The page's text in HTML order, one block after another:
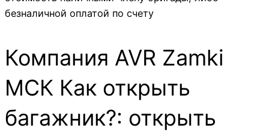
безналичной оплатой по счету
Компания AVR Zamki
МСК Как открыть
багажник?: открыть